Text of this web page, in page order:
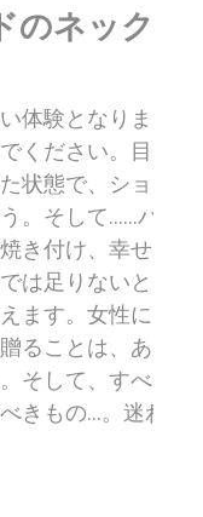
のネック
体験となりま
ください。目
状態で、ショ
。そして......パ
き付け、幸せ
は足りないと
ます。女性に
ることは、あ
そして、すべ
きもの…。迷わ